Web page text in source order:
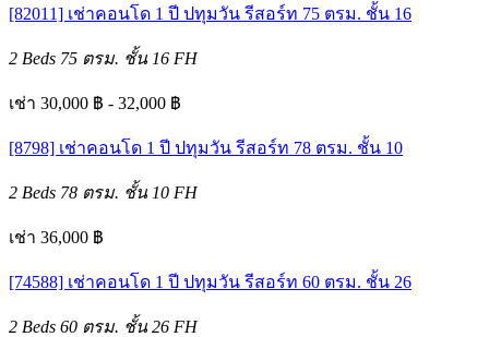
[82011] เช่าคอนโด 1 ปี ปทุมวัน รีสอร์ท 75 ตรม. ชั้น 16
2 Beds 75 ตรม. ชั้น 16 FH
เช่า 30,000 ฿ - 32,000 ฿
[8798] เช่าคอนโด 1 ปี ปทุมวัน รีสอร์ท 78 ตรม. ชั้น 10
2 Beds 78 ตรม. ชั้น 10 FH
เช่า 36,000 ฿
[74588] เช่าคอนโด 1 ปี ปทุมวัน รีสอร์ท 60 ตรม. ชั้น 26
2 Beds 60 ตรม. ชั้น 26 FH